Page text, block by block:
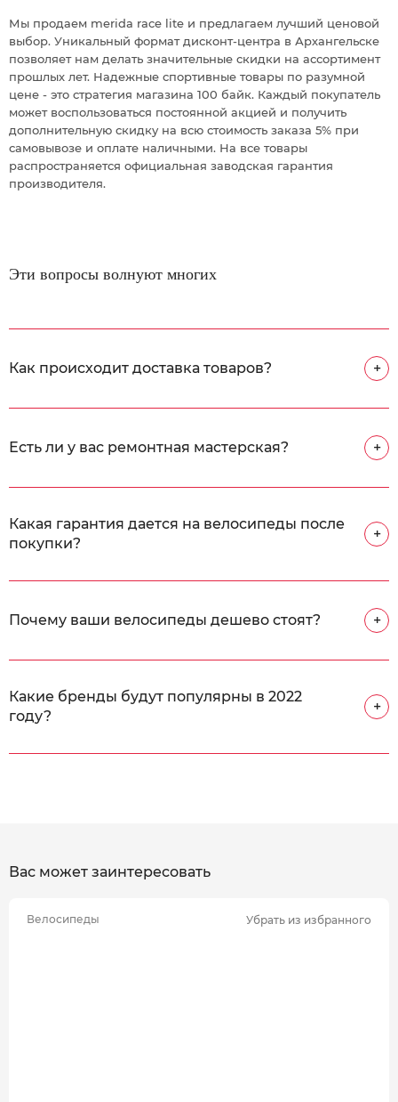
Мы продаем merida race lite и предлагаем лучший ценовой
выбор. Уникальный формат дисконт-центра в Архангельске
позволяет нам делать значительные скидки на ассортимент
прошлых лет. Надежные спортивные товары по разумной
цене - это стратегия магазина 100 байк. Каждый покупатель
может воспользоваться постоянной акцией и получить
дополнительную скидку на всю стоимость заказа 5% при
самовывозе и оплате наличными. На все товары
распространяется официальная заводская гарантия
производителя.
Эти вопросы волнуют многих
Как происходит доставка товаров? +
Есть ли у вас ремонтная мастерская? +
Какая гарантия дается на велосипеды после
покупки?
+
Почему ваши велосипеды дешево стоят? +
Какие бренды будут популярны в 2022
году?
+
Вас может заинтересовать
Велосипеды Убрать из избранного